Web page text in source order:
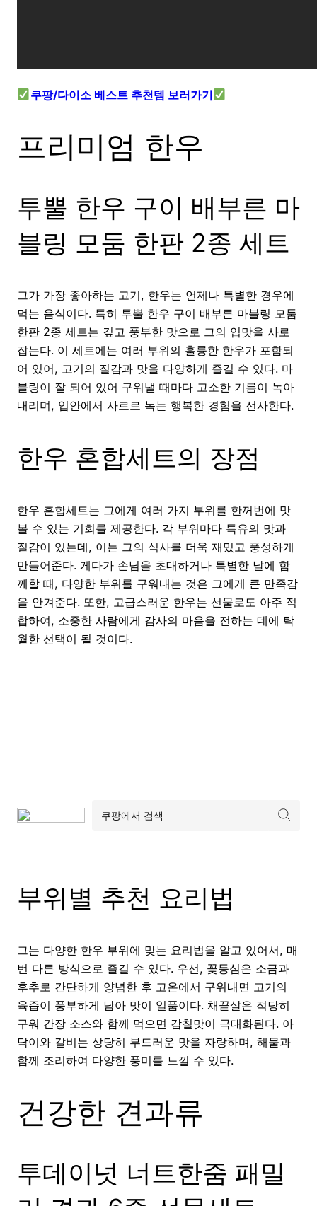
쿠팡/다이소 베스트 추천템 보러가기
프리미엄 한우
투뿔 한우 구이 배부른 마
블링 모둠 한판 2종 세트
그가 가장 좋아하는 고기, 한우는 언제나 특별한 경우에
먹는 음식이다. 특히 투뿔 한우 구이 배부른 마블링 모둠
한판 2종 세트는 깊고 풍부한 맛으로 그의 입맛을 사로
잡는다. 이 세트에는 여러 부위의 훌륭한 한우가 포함되
어 있어, 고기의 질감과 맛을 다양하게 즐길 수 있다. 마
블링이 잘 되어 있어 구워낼 때마다 고소한 기름이 녹아
내리며, 입안에서 사르르 녹는 행복한 경험을 선사한다.
한우 혼합세트의 장점
한우 혼합세트는 그에게 여러 가지 부위를 한꺼번에 맛
볼 수 있는 기회를 제공한다. 각 부위마다 특유의 맛과
질감이 있는데, 이는 그의 식사를 더욱 재밌고 풍성하게
만들어준다. 게다가 손님을 초대하거나 특별한 날에 함
께할 때, 다양한 부위를 구워내는 것은 그에게 큰 만족감
을 안겨준다. 또한, 고급스러운 한우는 선물로도 아주 적
합하여, 소중한 사람에게 감사의 마음을 전하는 데에 탁
월한 선택이 될 것이다.
부위별 추천 요리법
그는 다양한 한우 부위에 맞는 요리법을 알고 있어서, 매
번 다른 방식으로 즐길 수 있다. 우선, 꽃등심은 소금과
후추로 간단하게 양념한 후 고온에서 구워내면 고기의
육즙이 풍부하게 남아 맛이 일품이다. 채끝살은 적당히
구워 간장 소스와 함께 먹으면 감칠맛이 극대화된다. 아
닥이와 갈비는 상당히 부드러운 맛을 자랑하며, 해물과
함께 조리하여 다양한 풍미를 느낄 수 있다.
건강한 견과류
투데이넛 너트한줌 패밀